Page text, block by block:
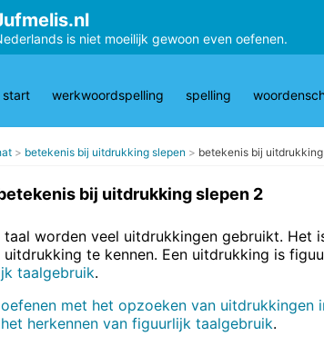
is niet moeilijk gewoon even oefenen.
start werkwoordspelling spelling
betekenis bij uitdrukking slepen betekenis bij
bij uitdrukking slepen 2
taal worden veel uitdrukkingen gebruikt. Het
uitdrukking te kennen. Een uitdrukking is
taalgebruik.
oefenen met het opzoeken van uitdrukkingen
herkennen van figuurlijk taalgebruik.